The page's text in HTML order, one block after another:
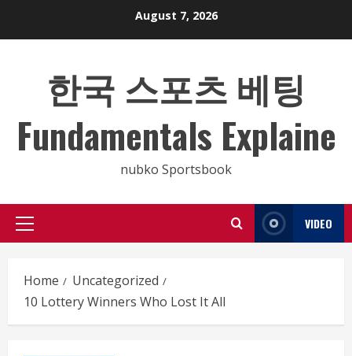
August 7, 2026
한국 스포츠 베팅
Fundamentals Explaine
nubko Sportsbook
Primary
VIDEO
Home
Uncategorized
10 Lottery Winners Who Lost It All